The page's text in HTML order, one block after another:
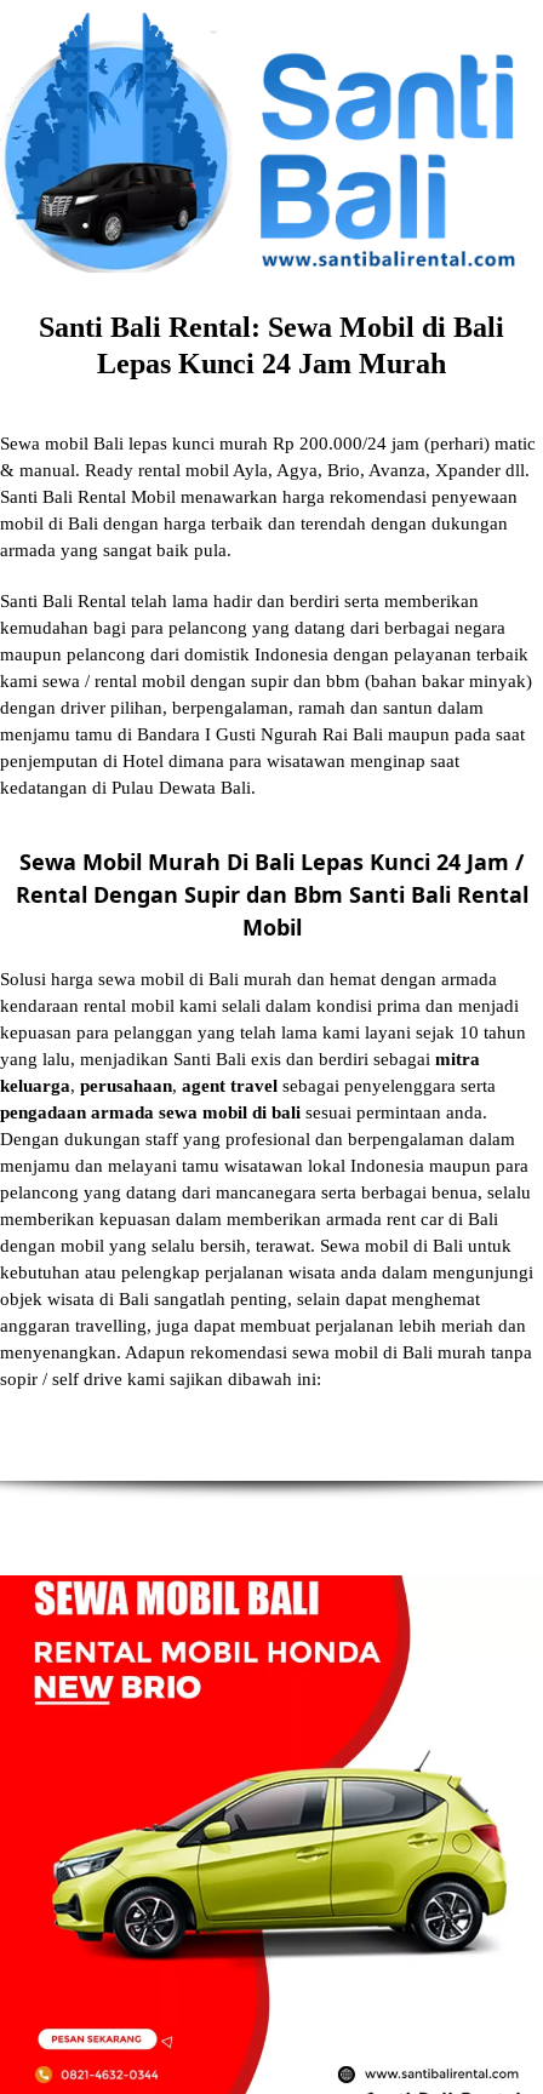
content
Santi Bali Rental: Sewa Mobil di Bali
Lepas Kunci 24 Jam Murah
Sewa mobil Bali lepas kunci murah Rp 200.000/24 jam (perhari) matic
& manual. Ready rental mobil Ayla, Agya, Brio, Avanza, Xpander dll.
Santi Bali Rental Mobil menawarkan harga rekomendasi penyewaan
mobil di Bali dengan harga terbaik dan terendah dengan dukungan
armada yang sangat baik pula.
Santi Bali Rental telah lama hadir dan berdiri serta memberikan
kemudahan bagi para pelancong yang datang dari berbagai negara
maupun pelancong dari domistik Indonesia dengan pelayanan terbaik
kami sewa / rental mobil dengan supir dan bbm (bahan bakar minyak)
dengan driver pilihan, berpengalaman, ramah dan santun dalam
menjamu tamu di Bandara I Gusti Ngurah Rai Bali maupun pada saat
penjemputan di Hotel dimana para wisatawan menginap saat
kedatangan di Pulau Dewata Bali.
Sewa Mobil Murah Di Bali Lepas Kunci 24 Jam /
Rental Dengan Supir dan Bbm Santi Bali Rental
Mobil
Solusi harga sewa mobil di Bali murah dan hemat dengan armada
kendaraan rental mobil kami selali dalam kondisi prima dan menjadi
kepuasan para pelanggan yang telah lama kami layani sejak 10 tahun
yang lalu, menjadikan Santi Bali exis dan berdiri sebagai mitra
keluarga, perusahaan, agent travel sebagai penyelenggara serta
pengadaan armada sewa mobil di bali sesuai permintaan anda.
Dengan dukungan staff yang profesional dan berpengalaman dalam
menjamu dan melayani tamu wisatawan lokal Indonesia maupun para
pelancong yang datang dari mancanegara serta berbagai benua, selalu
memberikan kepuasan dalam memberikan armada rent car di Bali
dengan mobil yang selalu bersih, terawat. Sewa mobil di Bali untuk
kebutuhan atau pelengkap perjalanan wisata anda dalam mengunjungi
objek wisata di Bali sangatlah penting, selain dapat menghemat
anggaran travelling, juga dapat membuat perjalanan lebih meriah dan
menyenangkan. Adapun rekomendasi sewa mobil di Bali murah tanpa
sopir / self drive kami sajikan dibawah ini: